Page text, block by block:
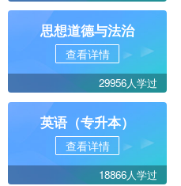
思想道德与法治
查看详情
29956人学过
英语（专升本）
查看详情
18866人学过